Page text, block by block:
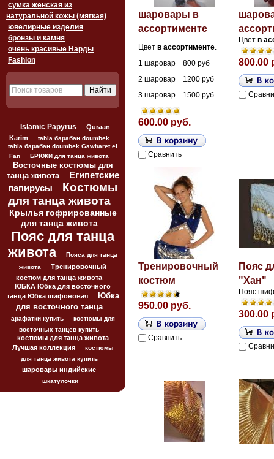
сумка женская из
натуральной кожы (мягкая)
ювелирные изделия
бронзы и камня
очень красивые Нарды
Fashion
Islamic Papyrus
Quraan
Karim
tabla барабан doumbek
tabla барабан doumbek Gawharet el
Fan
БРЮКИ для танца живота
Восточные костюмы для
танца живота
Египетские
папирусы
Костюмы
для танца живота
Крылья гофрированные
для танца живота
Пояс для танца
живота
Пояса для танца
живота
Тренировочный
костюм для танца живота
ЮБКА Юбка для восточного
танца Юбка шифоновая
Юбка
для восточного танца
арафатки купить
костюмы для
восточных танцев купить
костюмы для танца живота
Лучшая коллекция
костюмы
для танца живота купить
шаровары индийские
шкатулочки
шаровары в
ассортименте
Цвет в ассортименте.
1 шаровар 800 руб
2 шаровар 1200 руб
3 шаровар 1500 руб
600.00 руб.
Сравнить
Цвет в
800.00
Тренировочный
костюм
950.00 руб.
Сравнить
Пояс
"Хан"
Пояс
300.00